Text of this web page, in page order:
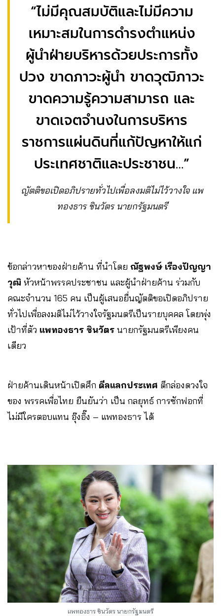
“ไม่มีคุณสมบัติและไม่มีความ
เหมาะสมในการดำรงตำแหน่ง
ผู้นำฝ่ายบริหารด้วยประการทั้ง
ปวง ขาดภาวะผู้นำ ขาดวุฒิภาวะ
ขาดความรู้ความสามารถ และ
ขาดเจตจำนงในการบริหาร
ราชการแผ่นดินที่แก้ปัญหาให้แก่
ประเทศชาติและประชาชน…”
ญัตติขอเปิดอภิปรายทั่วไปเพื่อลงมติไม่ไว้วางใจ แพ
ทองธาร ชินวัตร นายกรัฐมนตรี
ข้อกล่าวหาของฝ่ายค้าน ที่นำโดย ณัฐพงษ์ เรืองปัญญา
วุฒิ หัวหน้าพรรคประชาชน และผู้นำฝ่ายค้าน ร่วมกับ
คณะจำนวน 165 คน เป็นผู้เสนอยื่นญัตติขอเปิดอภิปราย
ทั่วไปเพื่อลงมติไม่ไว้วางใจรัฐมนตรีเป็นรายบุคคล โดยพุ่ง
เป้าที่ตัว แพทองธาร ชินวัตร นายกรัฐมนตรีเพียงคน
เดียว
ฝ่ายค้านเดินหน้าเปิดศึก ดีลแลกประเทศ ตีกล่องดวงใจ
ของ พรรคเพื่อไทย ยืนยันว่า เป็น กลยุทธ์ การซักฟอกที่
ไม่มีใครตอบแทน อุ๊งอิ๊ง – แพทองธาร ได้
แพทองธาร ชินวัตร นายกรัฐมนตรี